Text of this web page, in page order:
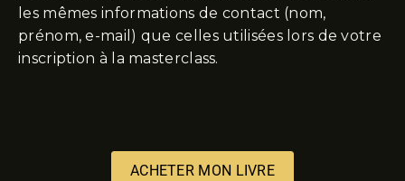
les mêmes informations de contact (nom,
prénom, e-mail) que celles utilisées lors de votre
inscription à la masterclass.
ACHETER MON LIVRE